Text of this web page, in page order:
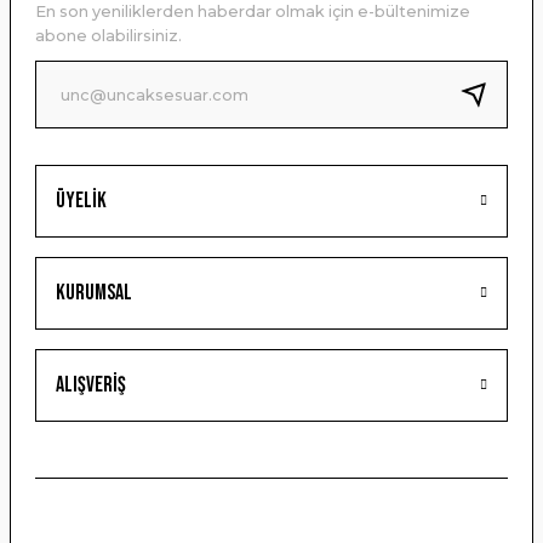
Ürün bilgilerinde hatalar bulunuyor.
Ürün fiyatı diğer sitelerden daha pahalı.
Bu ürüne benzer farklı alternatifler olmalı.
Gönder
Üyelik
Kurumsal
Alışveriş
En son yeniliklerden haberdar olmak için e-bültenimize
abone olabilirsiniz.